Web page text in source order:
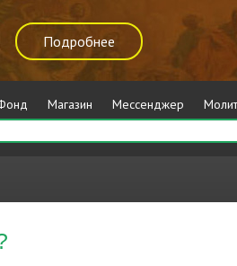
Подробнее
Магазин Мессенджер